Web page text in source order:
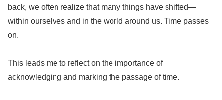
back, we often realize that many things have shifted—
within ourselves and in the world around us. Time passes
on.
This leads me to reflect on the importance of
acknowledging and marking the passage of time.